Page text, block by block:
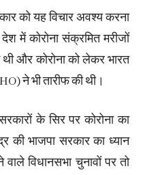
को यह विचार अवश्य करना
में कोरोना संक्रमित मरीजों
और कोरोना को लेकर भारत
ने भी तारीफ की थी।
के सिर पर कोरोना का
की भाजपा सरकार का ध्यान
विधानसभा चुनावों पर तो